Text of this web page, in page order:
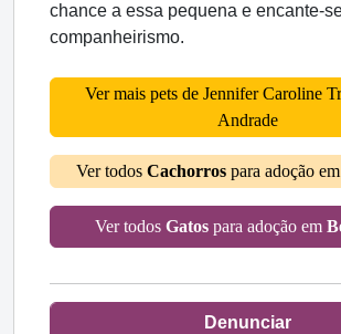
chance a essa pequena e encante-
companheirismo.
Ver mais pets de Jennifer Caroline
Andrade
Ver todos Cachorros para adoção em
Ver todos Gatospara adoção em
Denunciar